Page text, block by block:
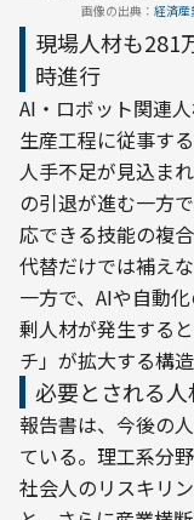
画像の出典： 経済産
現場人材も281
時進行
AI・ロボット関連
生産工程に従事す
人手不足が見込ま
の引退が進む一方
応できる技能の複
代替だけでは補え
一方で、AIや自動
剰人材が発生する
チ」が拡大する構
必要とされる
報告書は、今後の
ている。理工系分
社会人のリスキリ